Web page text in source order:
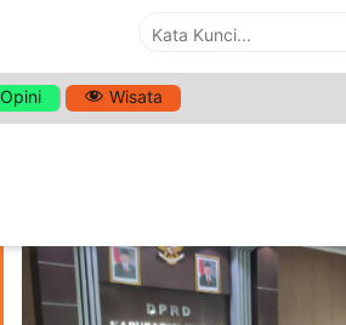
Opini Wisata
HASHTAG:LIMBAH TAMBAK